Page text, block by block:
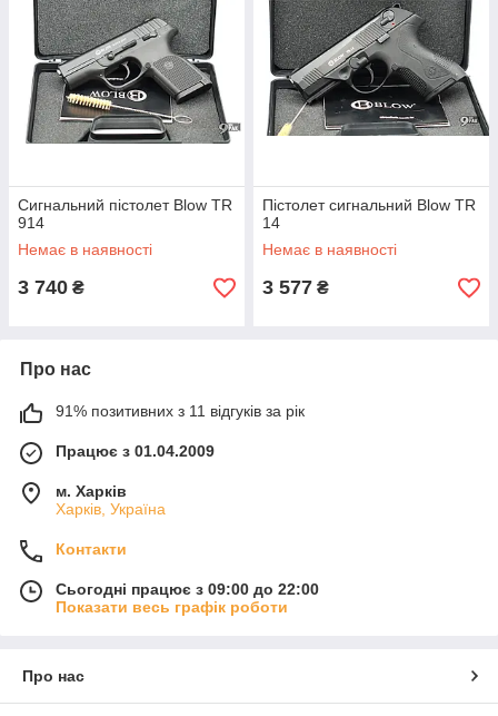
Сигнальний пістолет Blow TR
914
Немає в наявності
3 740 ₴
Пістолет сигнальний Blow TR
14
Немає в наявності
3 577 ₴
Про нас
91% позитивних з 11 відгуків за рік
Працює з 01.04.2009
м. Харків
Харків, Україна
Контакти
Сьогодні працює з 09:00 до 22:00
Показати весь графік роботи
Про нас